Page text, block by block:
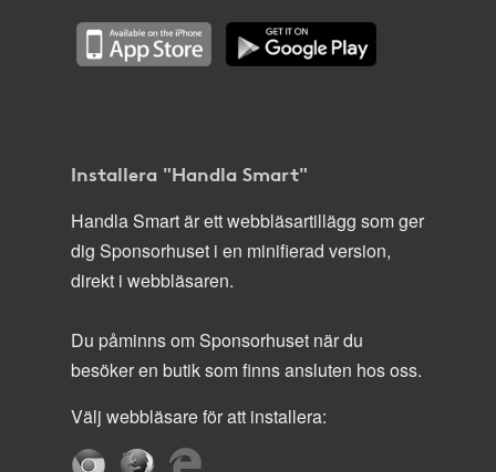
Installera "Handla Smart"
Handla Smart är ett webbläsartillägg som ger
dig Sponsorhuset i en minifierad version,
direkt i webbläsaren.
Du påminns om Sponsorhuset när du
besöker en butik som finns ansluten hos oss.
Välj webbläsare för att installera: